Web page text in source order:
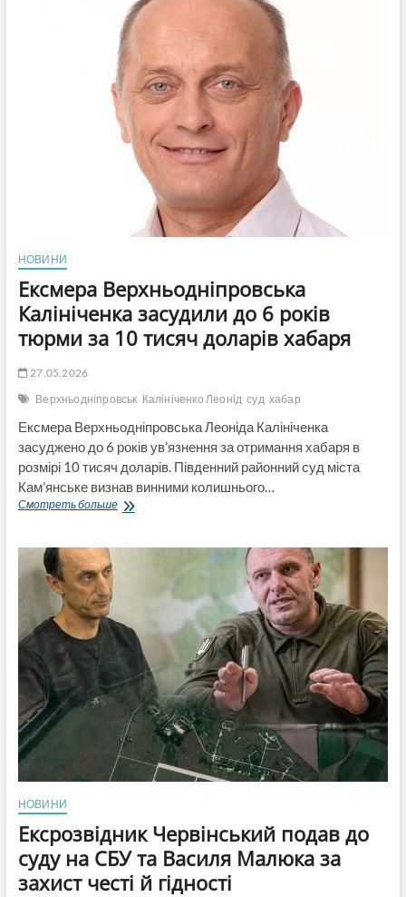
житла
Польщі
НОВИНИ
Ексмера Верхньодніпровська
Калініченка засудили до 6 років
тюрми за 10 тисяч доларів хабаря
27.05.2026
Верхньодніпровськ Калініченко Леонід суд хабар
Ексмера Верхньодніпровська Леоніда Калініченка
засуджено до 6 років ув’язнення за отримання хабаря в
розмірі 10 тисяч доларів. Південний районний суд міста
Кам’янське визнав винними колишнього…
Смотреть большеЕксмера
тюрми
за
10
тисяч
доларів
хабаря
НОВИНИ
Ексрозвідник Червінський подав до
суду на СБУ та Василя Малюка за
захист честі й гідності